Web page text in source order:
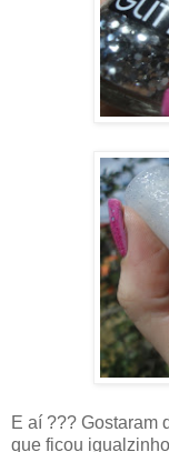
E aí ??? Gostaram
que ficou